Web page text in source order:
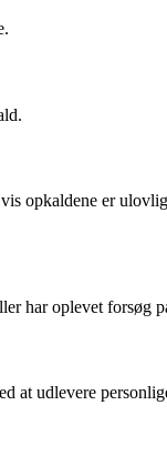
opkaldene er
har oplevet forsøg
at udlevere